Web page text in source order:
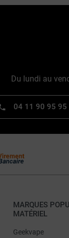
Du lundi au
04 11 90 95 95
MARQUES
MATÉRIEL
Geekvape